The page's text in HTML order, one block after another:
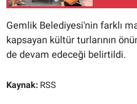
Gemlik Belediyesi'nin farklı
kapsayan kültür turlarının
de devam edeceği belirtildi.
Kaynak: RSS